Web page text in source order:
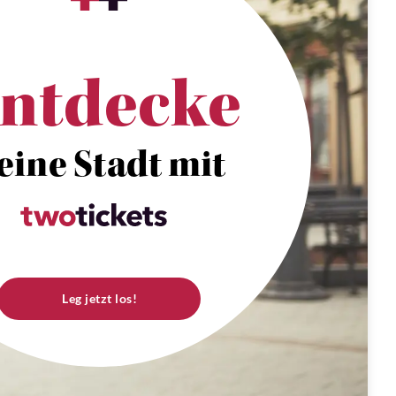
Stadt mit
Leg jetzt los!